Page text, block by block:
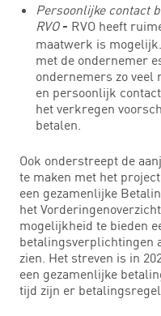
Persoonlijke contact
RVO- RVO heeft
maatwerk is
met de ondernemer
ondernemers zo
en persoonlijk
het verkregen
betalen.
Ook onderstreept de
te maken met het
een gezamenlijke
het
mogelijkheid te bieden
betalingsverplichtingen
zien. Het streven is in
een gezamenlijke
tijd zijn er